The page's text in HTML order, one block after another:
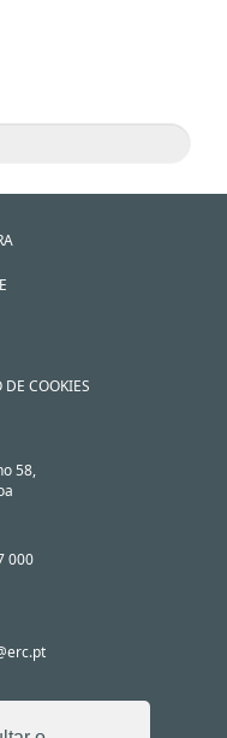
COOKIES
58,
000